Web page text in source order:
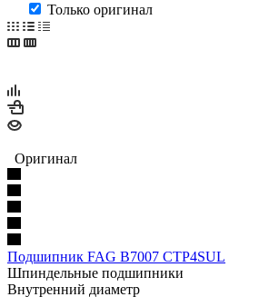
Только оригинал
Оригинал
Подшипник FAG B7007 CTP4SUL
Шпиндельные подшипники
Внутренний диаметр